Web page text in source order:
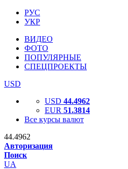
РУС
УКР
ВИДЕО
ФОТО
ПОПУЛЯРНЫЕ
СПЕЦПРОЕКТЫ
USD
USD 44.4962
EUR 51.3814
Все курсы валют
44.4962
Авторизация
Поиск
UA